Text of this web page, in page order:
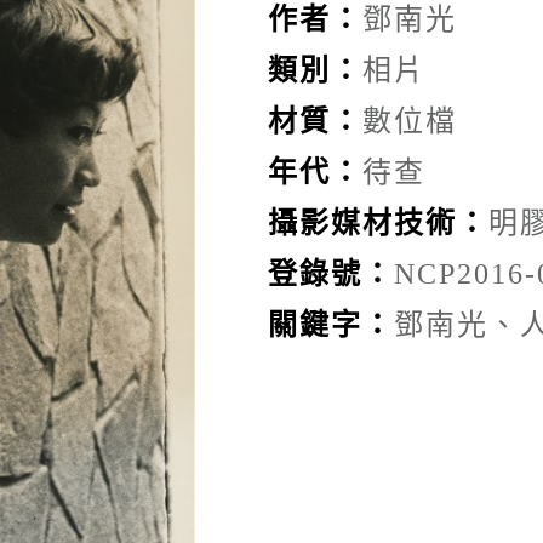
作者： 鄧南光
類別： 相片
材質： 數位檔
年代： 待查
攝影媒材技術： 明
登錄號：
關鍵字： 鄧南光、